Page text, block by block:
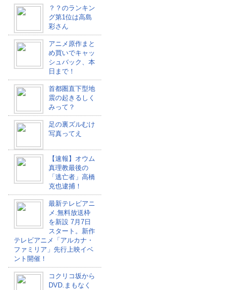
？？のランキン
グ第1位は高島
彩さん
アニメ原作まと
め買いでキャッ
シュバック、本
日まで！
首都圏直下型地
震の起きるしく
みって？
足の裏ズルむけ
写真ってえ
【速報】オウム
真理教最後の
「逃亡者」高橋
克也逮捕！
最新テレビアニ
メ.無料放送枠
を新設 7月7日
スタート。新作
テレビアニメ「アルカナ・
ファミリア」先行上映イベ
ント開催！
コクリコ坂から
DVD.まもなく